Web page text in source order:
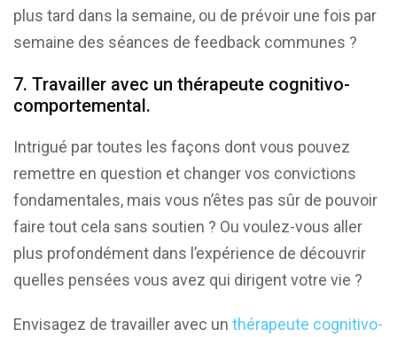
plus tard dans la semaine, ou de prévoir une fois par
semaine des séances de feedback communes ?
7. Travailler avec un thérapeute cognitivo-
comportemental.
Intrigué par toutes les façons dont vous pouvez
remettre en question et changer vos convictions
fondamentales, mais vous n’êtes pas sûr de pouvoir
faire tout cela sans soutien ? Ou voulez-vous aller
plus profondément dans l’expérience de découvrir
quelles pensées vous avez qui dirigent votre vie ?
Envisagez de travailler avec un thérapeute cognitivo-